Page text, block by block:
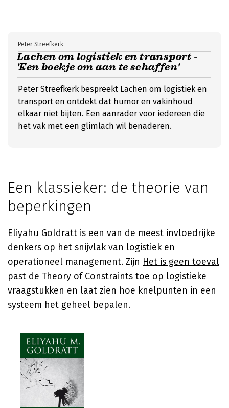
Lachen om logistiek en transport -
'Een boekje om aan te schaffen'
Peter Streefkerk
Peter Streefkerk bespreekt Lachen om logistiek en
transport en ontdekt dat humor en vakinhoud
elkaar niet bijten. Een aanrader voor iedereen die
het vak met een glimlach wil benaderen.
Een klassieker: de theorie van
beperkingen
Eliyahu Goldratt is een van de meest invloedrijke
denkers op het snijvlak van logistiek en
operationeel management. Zijn Het is geen toeval
past de Theory of Constraints toe op logistieke
vraagstukken en laat zien hoe knelpunten in een
systeem het geheel bepalen.